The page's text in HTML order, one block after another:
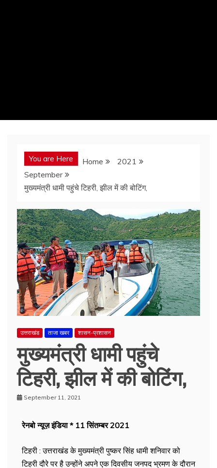
You are Here Home
2021
September
मुख्यमंत्री धामी पहुंचे टिहरी, झील में की बोटिंग,
उत्तराखंड ताजा खबर शासन-प्रशासन
मुख्यमंत्री धामी पहुंचे
टिहरी, झील में की बोटिंग,
September 11, 2021
रेनबो न्यूज़ इंडिया * 11 सिंतम्बर 2021
टिहरी : उत्तराखंड के मुख्यमंत्री पुष्कर सिंह धामी शनिवार को
टिहरी दौरे पर है उन्होंने अपने एक दिवसीय जनपद भ्रमण के दौरान